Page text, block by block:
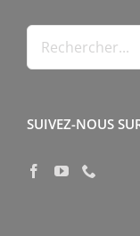
SUIVEZ-NOUS